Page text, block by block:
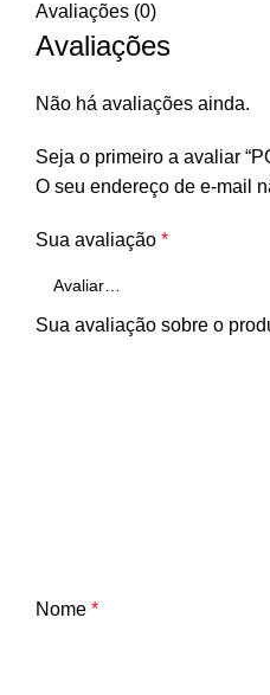
Avaliações (0)
Avaliações
Não há avaliações ainda.
Seja o primeiro a avaliar
O seu endereço de e-mail
Sua avaliação *
Sua avaliação sobre o
Nome *